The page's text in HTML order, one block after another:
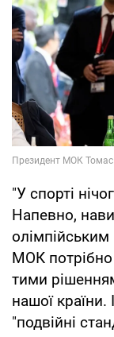
"У спорті
Напевно,
МОК
тими
нашої
"подвійні